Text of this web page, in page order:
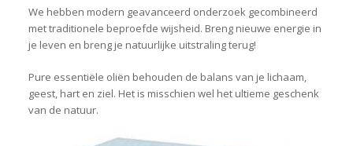
We hebben modern geavanceerd onderzoek gecombineerd
met traditionele beproefde wijsheid. Breng nieuwe energie in
je leven en breng je natuurlijke uitstraling terug!
Pure essentiële oliën behouden de balans van je lichaam,
geest, hart en ziel. Het is misschien wel het ultieme geschenk
van de natuur.